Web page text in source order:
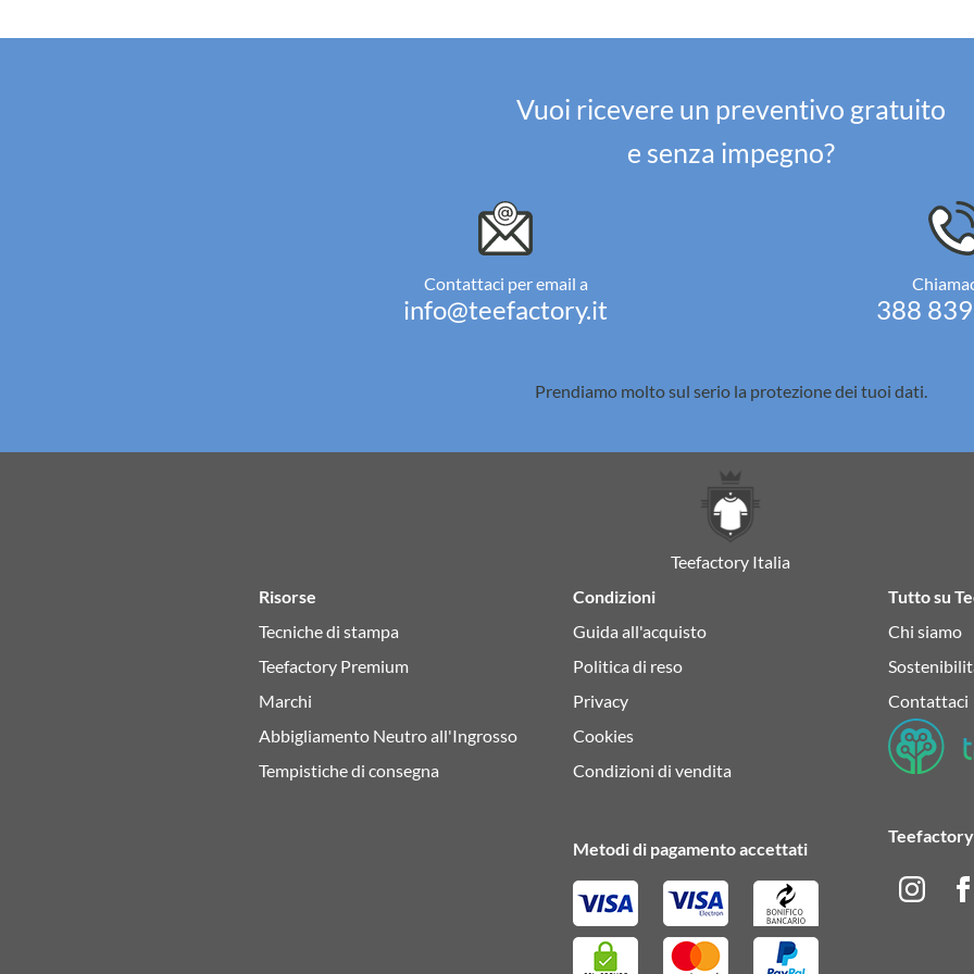
Vuoi ricevere un preventivo gratuito
e senza impegno?
Contattaci per email a
info@teefactory.it 388
Prendiamo molto sul serio la protezione dei tuoi dati.
Teefactory Italia
Risorse
Tecniche di stampa
Teefactory Premium
Marchi
Abbigliamento Neutro all'Ingrosso
Tempistiche di consegna
Condizioni
Guida all'acquisto
Politica di reso
Privacy
Cookies
Condizioni di vendita
Metodi di pagamento accettati
Tutto su
Chi siamo
Contattaci